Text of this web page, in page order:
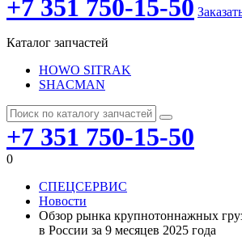
+7 351 750-15-50
Каталог запчастей
HOWO SITRAK
SHACMAN
+7 351 750-15-50
0
СПЕЦСЕРВИС
Новости
Обзор рынка крупнотоннажных
в России за 9 месяцев 2025 года